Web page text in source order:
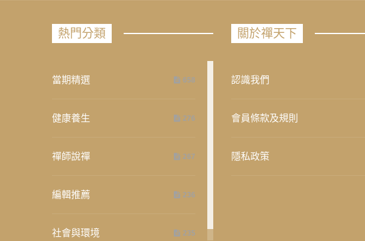
熱門分類
當期精選 658
健康養生 276
禪師說禪 267
編輯推薦 236
社會與環境 235
關於禪天下
認識我們
會員條款及規則
隱私政策